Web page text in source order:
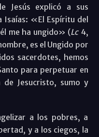
Jesús explicó a sus
«El Espíritu del
me ha ungido» (Lc4,
es el Ungido por
sacerdotes, hemos
para perpetuar en
Jesucristo, sumo y
a los pobres, a
y a los ciegos, la